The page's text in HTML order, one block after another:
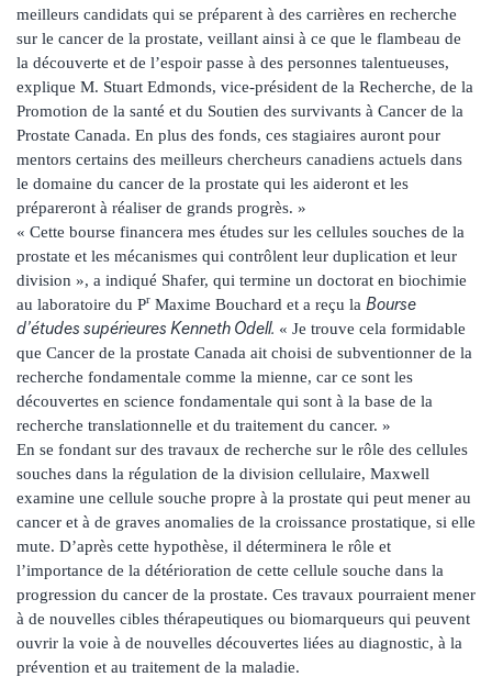
meilleurs candidats qui se préparent à des carrières en recherche
sur le cancer de la prostate, veillant ainsi à ce que le flambeau de
la découverte et de l’espoir passe à des personnes talentueuses,
explique M. Stuart Edmonds, vice-président de la Recherche, de la
Promotion de la santé et du Soutien des survivants à Cancer de la
Prostate Canada. En plus des fonds, ces stagiaires auront pour
mentors certains des meilleurs chercheurs canadiens actuels dans
le domaine du cancer de la prostate qui les aideront et les
prépareront à réaliser de grands progrès. »
« Cette bourse financera mes études sur les cellules souches de la
prostate et les mécanismes qui contrôlent leur duplication et leur
division », a indiqué Shafer, qui termine un doctorat en biochimie
au laboratoire du Pr Maxime Bouchard et a reçu la Bourse
d’études supérieures Kenneth Odell. « Je trouve cela formidable
que Cancer de la prostate Canada ait choisi de subventionner de la
recherche fondamentale comme la mienne, car ce sont les
découvertes en science fondamentale qui sont à la base de la
recherche translationnelle et du traitement du cancer. »
En se fondant sur des travaux de recherche sur le rôle des cellules
souches dans la régulation de la division cellulaire, Maxwell
examine une cellule souche propre à la prostate qui peut mener au
cancer et à de graves anomalies de la croissance prostatique, si elle
mute. D’après cette hypothèse, il déterminera le rôle et
l’importance de la détérioration de cette cellule souche dans la
progression du cancer de la prostate. Ces travaux pourraient mener
à de nouvelles cibles thérapeutiques ou biomarqueurs qui peuvent
ouvrir la voie à de nouvelles découvertes liées au diagnostic, à la
prévention et au traitement de la maladie.